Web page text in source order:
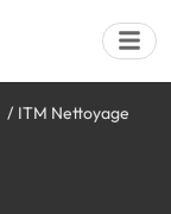
ITM Nettoyage